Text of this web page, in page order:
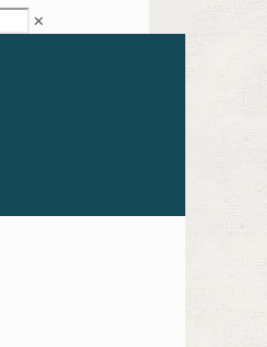
✕